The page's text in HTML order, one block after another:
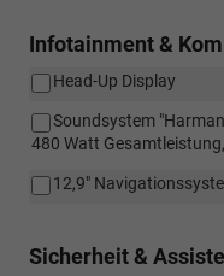
Infotainment &
Head-Up Display
Soundsystem
480 Watt
12,9"
Sicherheit &